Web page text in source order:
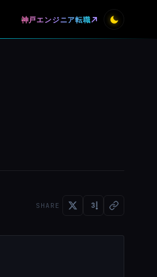
神戸エンジニア転職
SHARE